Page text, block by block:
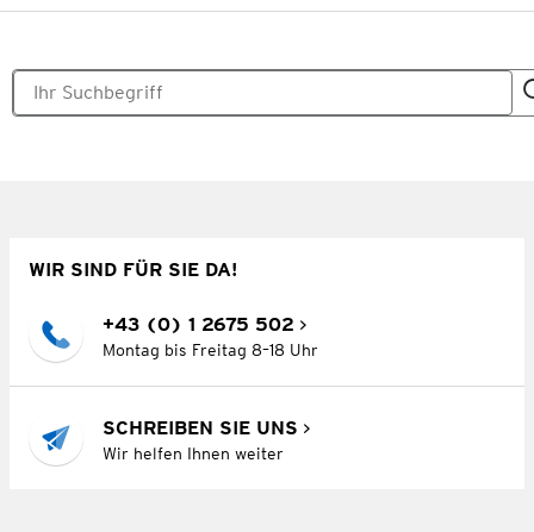
WIR SIND FÜR SIE DA!
+43 (0) 1 2675 502
Montag bis Freitag 8–18 Uhr
SCHREIBEN SIE UNS
Wir helfen Ihnen weiter